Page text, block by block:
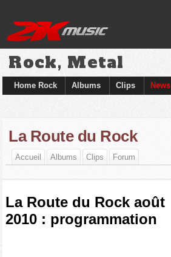
Rock, Metal
Home Rock Albums Clips News
La Route du Rock
Accueil Albums Clips Forum
La Route du Rock août
2010 : programmation